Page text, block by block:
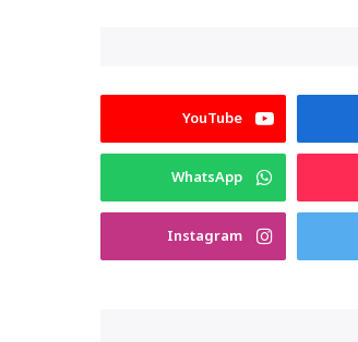
YouTube
WhatsApp
Instagram